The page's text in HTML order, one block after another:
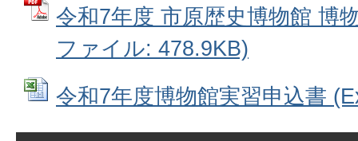
令和7年度 市原歴史博物館 博
ファイル: 478.9KB)
令和7年度博物館実習申込書